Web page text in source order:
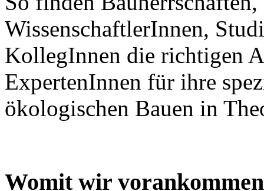
WissenschaftlerInnen,
KollegInnen die richtigen
ExpertenInnen für ihre
ökologischen Bauen in
Womit wir vorankommen